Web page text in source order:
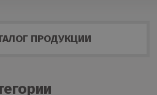
ПРОДУКЦИИ